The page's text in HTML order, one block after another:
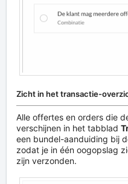
Zicht in het transactie-
Alle offertes en orders die
verschijnen in het tabblad
een bundel-aanduiding bij
zodat je in één oogopslag
zijn verzonden.